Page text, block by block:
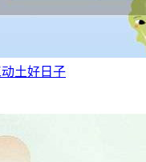
土好日子